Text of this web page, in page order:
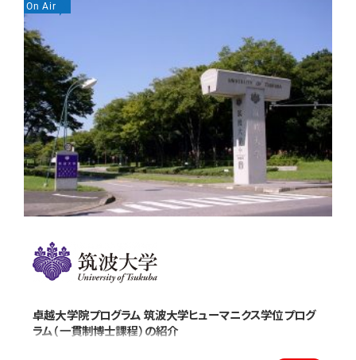
卓越大学院プログラム 筑波大学ヒューマニクス学位プログ
ラム（一貫制博士課程）の紹介
On Air